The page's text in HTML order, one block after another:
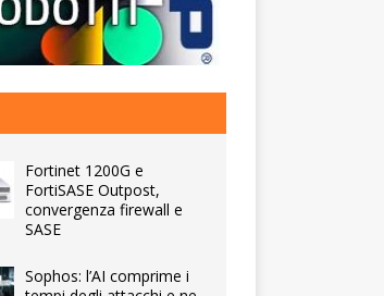
Fortinet 1200G e
FortiSASE Outpost,
convergenza firewall e
SASE
Sophos: l’AI comprime i